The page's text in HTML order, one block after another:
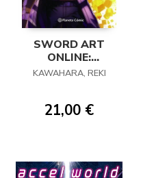
SWORD ART
ONLINE:
PROGRESSIVE 06
KAWAHARA, REKI
21,00 €